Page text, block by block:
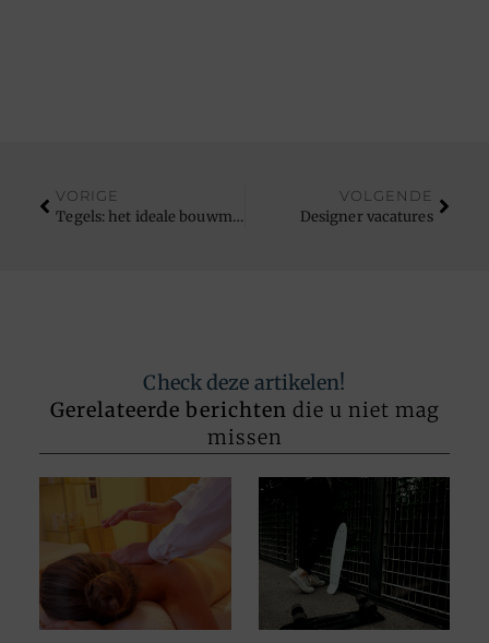
VORIGE
Tegels: het ideale bouwmateriaal voor de doe-het-zelver
VOLGENDE
Designer vacatures
Check deze artikelen!
Gerelateerde berichten die u niet mag
missen